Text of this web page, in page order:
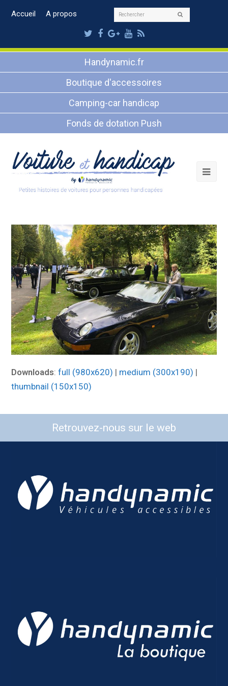
Accueil A propos Rechercher
Twitter
Facebook
Google
Plus
Youtube
RSS
Handynamic.fr
Boutique d'accessoires
Camping-car handicap
Fonds de dotation Push
Downloads:full (980x620) | medium (300x190) |
thumbnail (150x150)
Retrouvez-nous sur le web